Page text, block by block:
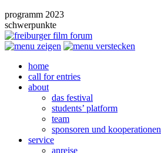
programm 2023
schwerpunkte
home
call for entries
about
das festival
students’ platform
team
sponsoren und kooperationen
service
anreise